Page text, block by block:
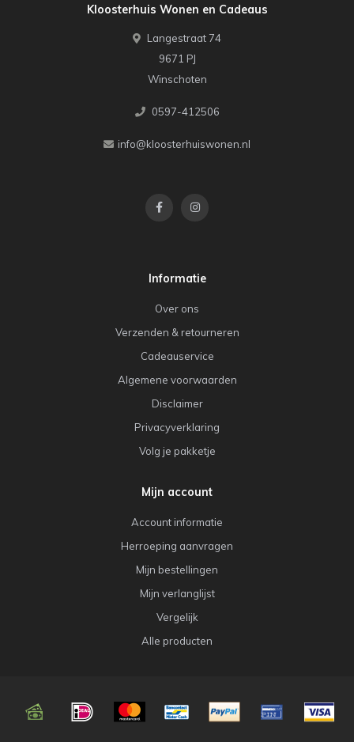
Kloosterhuis Wonen en Cadeaus
Langestraat 74
9671 PJ
Winschoten
0597-412506
info@kloosterhuiswonen.nl
Informatie
Over ons
Verzenden & retourneren
Cadeauservice
Algemene voorwaarden
Disclaimer
Privacyverklaring
Volg je pakketje
Mijn account
Account informatie
Herroeping aanvragen
Mijn bestellingen
Mijn verlanglijst
Vergelijk
Alle producten